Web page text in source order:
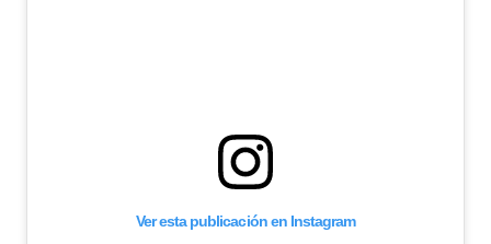
Ver esta publicación en Instagram